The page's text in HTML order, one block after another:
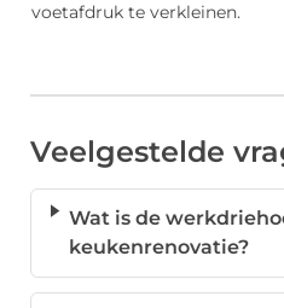
voetafdruk te verkleinen.
Veelgestelde
Wat is de
keukenrenovatie?